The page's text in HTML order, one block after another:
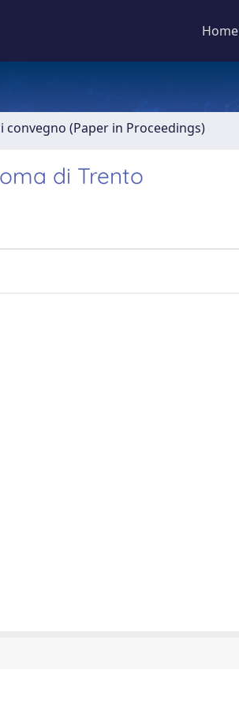
Home
convegno (Paper in Proceedings)
di Trento